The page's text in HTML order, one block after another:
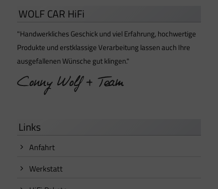
WOLF CAR HiFi
"Handwerkliches Geschick und viel Erfahrung, hochwertige
Produkte und erstklassige Verarbeitung lassen auch Ihre
ausgefallenen Wünsche gut klingen."
Links
Anfahrt
Werkstatt